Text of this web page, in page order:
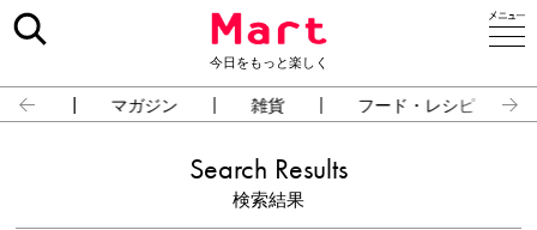
今日をもっと楽しく
占い マガジン 雑貨 フード・レシピ
Search Results
検索結果